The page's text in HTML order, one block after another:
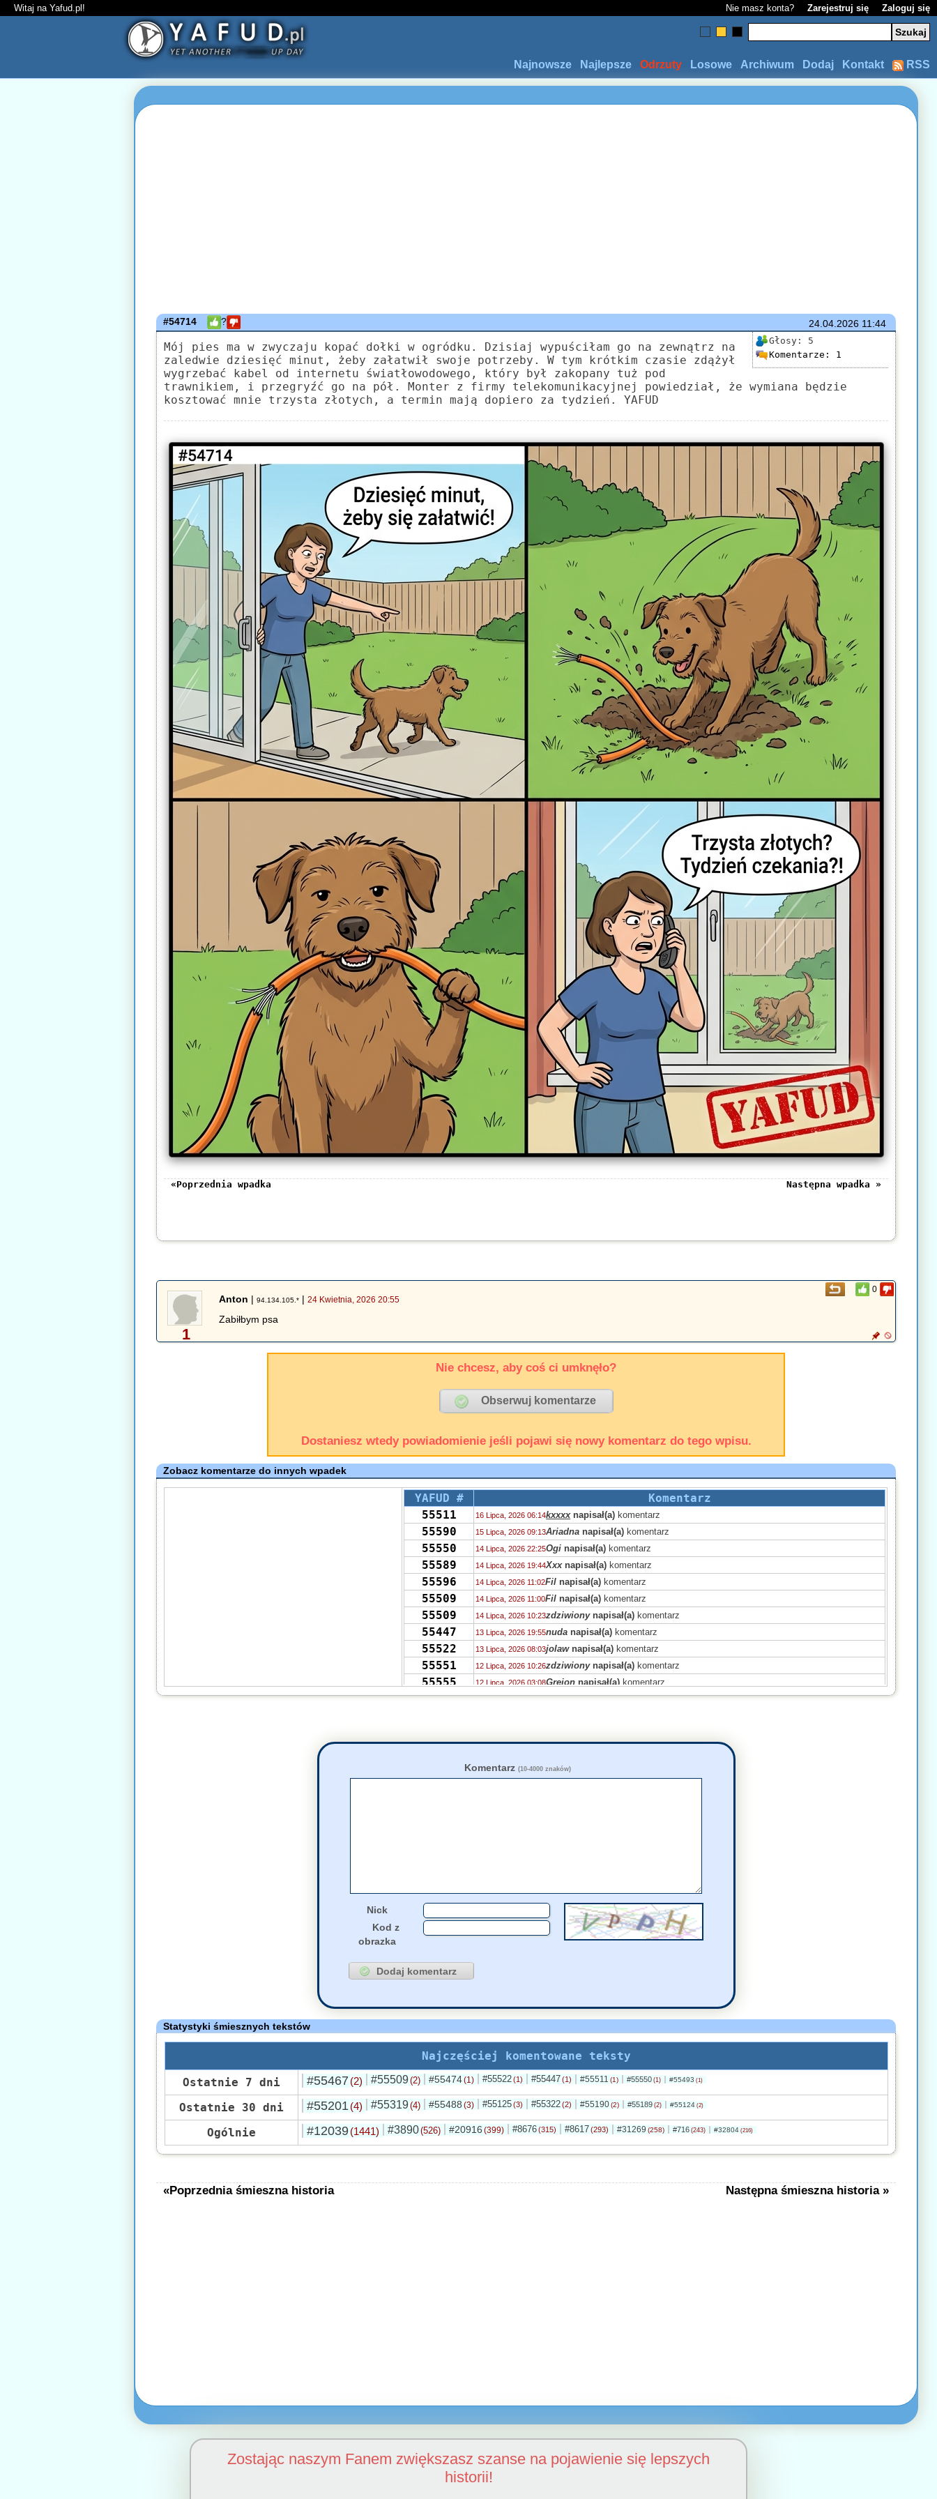
Witaj na Yafud.pl! Nie masz konta? Zarejestruj się Zaloguj się
RSS
Kontakt
Dodaj
Archiwum
Losowe
Odrzuty
Najlepsze
Najnowsze
24.04.202611:44
#54714 ?
Głosy: 5
Komentarze: 1
Mój pies ma w zwyczaju kopać dołki w ogródku. Dzisiaj wypuściłam go na zewnątrz na
zaledwie dziesięć minut, żeby załatwił swoje potrzeby. W tym krótkim czasie zdążył
wygrzebać kabel od internetu światłowodowego, który był zakopany tuż pod
trawnikiem, i przegryźć go na pół. Monter z firmy telekomunikacyjnej powiedział, że wymiana będzie
kosztować mnie trzysta złotych, a termin mają dopiero za tydzień. YAFUD
«Poprzednia wpadka Następna wpadka »
0
1
Anton |94.134.105.* |24 Kwietnia, 2026 20:55
Zabiłbym psa
Nie chcesz, aby coś ci umknęło?
Dostaniesz wtedy powiadomienie jeśli pojawi się nowy komentarz do tego wpisu.
Zobacz komentarze do innych wpadek
YAFUD #
Komentarz
55511
16 Lipca, 2026 06:14kxxxxnapisał(a) komentarz
55590 15 Lipca, 2026 09:13Ariadna napisał(a) komentarz
55550 14 Lipca, 2026 22:25Ogi napisał(a) komentarz
55589 14 Lipca, 2026 19:44Xxxnapisał(a) komentarz
55596 14 Lipca, 2026 11:02Fil napisał(a) komentarz
55509 14 Lipca, 2026 11:00Fil napisał(a) komentarz
55509 14 Lipca, 2026 10:23zdziwionynapisał(a) komentarz
55447 13 Lipca, 2026 19:55nuda napisał(a) komentarz
55522 13 Lipca, 2026 08:03jolawnapisał(a) komentarz
55551 12 Lipca, 2026 10:26zdziwionynapisał(a) komentarz
55555 12 Lipca, 2026 03:08Grejon napisał(a) komentarz
55474 11 Lipca, 2026 19:07Grejonnapisał(a)komentarz
10 Lipca, 2026 10:40Punapisał(a)
55496 Zdzisławnapisał(a)komentarz
Komentarz (10-4000 znaków)
Nick
Kod z
obrazka
Statystyki śmiesznych tekstów
Najczęściej komentowane teksty
Ostatnie 7 dni
#55467 (2) #55509(2) #55474(1) #55522 (1) #55447 (1) #55511 (1) #55550 (1) #55493 (1)
Ostatnie 30 dni #55201 (4) #55319(4) #55488 (3) #55125 (3) #55322 (2) #55190 (2) #55189 (2) #55124 (2)
Ogólnie #12039 (1441) #3890(526) #20916 (399) #8676 (315) #8617 (293) #31269 (258) #716 (243) #32804 (216)
«Poprzednia śmieszna historia Następna śmieszna historia »
Zostając naszym Fanem zwiększasz szanse na pojawienie się lepszych
historii!